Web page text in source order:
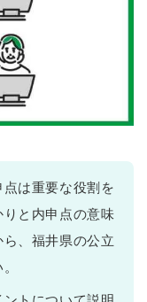
は重要な役割を
と内申点の意味
、福井県の公立